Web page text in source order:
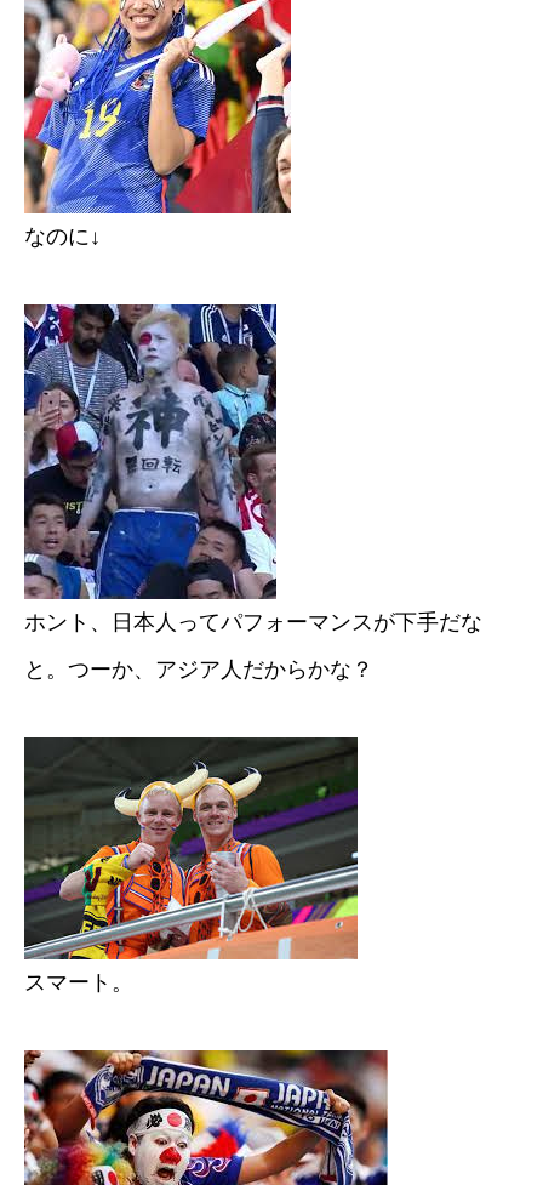
なのに↓
ホント、日本人ってパフォーマンスが下手だな
と。つーか、アジア人だからかな？
スマート。